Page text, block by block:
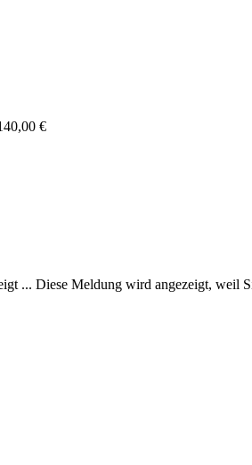
€
... Diese Meldung wird angezeigt, weil